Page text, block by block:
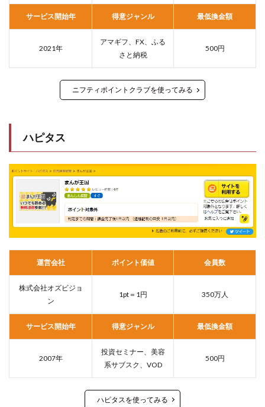
サービス開始年 得意ジャンル 最低換金額
2021年
アマギフ、FX、ふる
さと納税
500円
ニフティポイントクラブを使ってみる
ハピタス
運営会社 ポイント価値 会員数
株式会社オズビジョ
ン
1pt＝1円 350万人
サービス開始年 得意ジャンル 最低換金額
2007年
投資セミナー、美容
系サブスク、VOD
500円
ハピタスを使ってみる